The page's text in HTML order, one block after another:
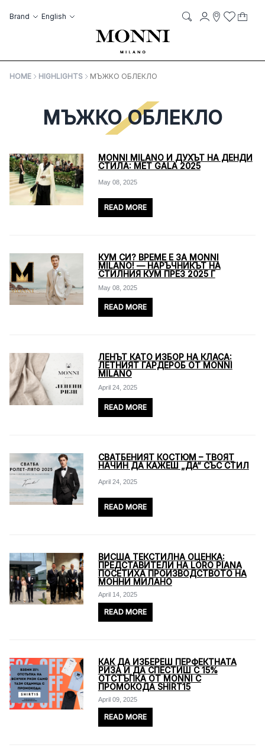
Brand Language
English AccountWish List
My
HOME HIGHLIGHTS МЪЖКО ОБЛЕКЛО
МЪЖКО ОБЛЕКЛО
MONNI MILANO И ДУХЪТ НА ДЕНДИ
СТИЛА: MET GALA 2025
May 08, 2025
READ MORE
КУМ СИ? ВРЕМЕ Е ЗА MONNI
MILANO! — НАРЪЧНИКЪТ НА
СТИЛНИЯ КУМ ПРЕЗ 2025 Г
May 08, 2025
READ MORE
ЛЕНЪТ КАТО ИЗБОР НА КЛАСА:
ЛЕТНИЯТ ГАРДЕРОБ ОТ MONNI
MILANO
April 24, 2025
READ MORE
СВАТБЕНИЯТ КОСТЮМ – ТВОЯТ
НАЧИН ДА КАЖЕШ „ДА“ СЪС СТИЛ
April 24, 2025
READ MORE
ВИСША ТЕКСТИЛНА ОЦЕНКА:
ПРЕДСТАВИТЕЛИ НА LORO PIANA
ПОСЕТИХА ПРОИЗВОДСТВОТО НА
МОННИ МИЛАНО
April 14, 2025
READ MORE
КАК ДА ИЗБЕРЕШ ПЕРФЕКТНАТА
РИЗА И ДА СПЕСТИШ С 15%
ОТСТЪПКА ОТ MONNI С
ПРОМОКОДА SHIRT15
April 09, 2025
READ MORE